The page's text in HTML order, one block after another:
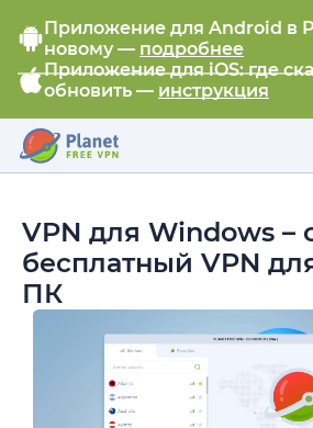
Приложение для Android в
новому — подробнее
Приложение для iOS: где
обновить — инструкция
VPN для Windows –
бесплатный VPN
ПК